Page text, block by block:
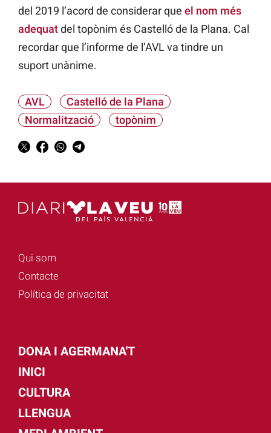
del 2019 l’acord de considerar que el nom més
adequatdel topònim és Castelló de la Plana. Cal
recordar que l’informe de l’AVL va tindre un
suport unànime.
AVL
Castelló de la Plana
Normalització
topònim
Qui som
Contacte
Política de privacitat
DONA I AGERMANA'T
INICI
CULTURA
LLENGUA